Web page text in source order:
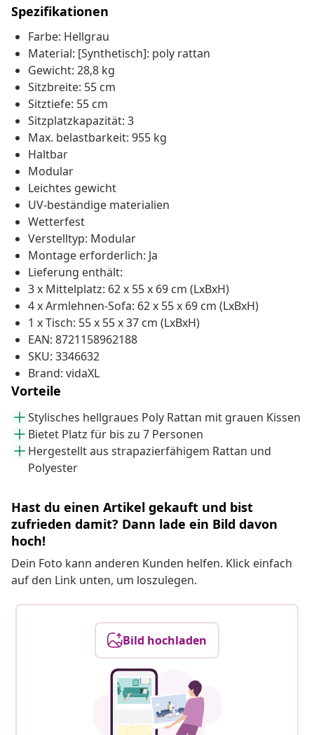
Spezifikationen
Farbe: Hellgrau
Material: [Synthetisch]: poly rattan
Gewicht: 28,8 kg
Sitzbreite: 55 cm
Sitztiefe: 55 cm
Sitzplatzkapazität: 3
Max. belastbarkeit: 955 kg
Haltbar
Modular
Leichtes gewicht
UV-beständige materialien
Wetterfest
Verstelltyp: Modular
Montage erforderlich: Ja
Lieferung enthält:
3 x Mittelplatz: 62 x 55 x 69 cm (LxBxH)
4 x Armlehnen-Sofa: 62 x 55 x 69 cm (LxBxH)
1 x Tisch: 55 x 55 x 37 cm (LxBxH)
EAN: 8721158962188
SKU: 3346632
Brand: vidaXL
Vorteile
Stylisches hellgraues Poly Rattan mit grauen Kissen
Bietet Platz für bis zu 7 Personen
Hergestellt aus strapazierfähigem Rattan und
Polyester
Hast du einen Artikel gekauft und bist
zufrieden damit? Dann lade ein Bild davon
hoch!
Dein Foto kann anderen Kunden helfen. Klick einfach
auf den Link unten, um loszulegen.
Bild hochladen